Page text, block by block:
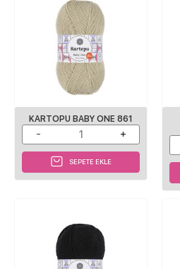
KARTOPU BABY ONE 861
SEPETE EKLE